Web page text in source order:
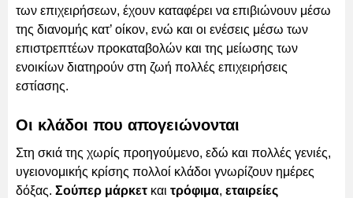
των επιχειρήσεων, έχουν καταφέρει να επιβιώνουν μέσω
της διανομής κατ’ οίκον, ενώ και οι ενέσεις μέσω των
επιστρεπτέων προκαταβολών και της μείωσης των
ενοικίων διατηρούν στη ζωή πολλές επιχειρήσεις
εστίασης.
Οι κλάδοι που απογειώνονται
Στη σκιά της χωρίς προηγούμενο, εδώ και πολλές γενιές,
υγειονομικής κρίσης πολλοί κλάδοι γνωρίζουν ημέρες
δόξας. Σούπερ μάρκετ και τρόφιμα, εταιρείες